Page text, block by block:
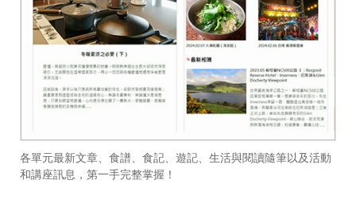
各單元最新文章、食譜、食記、遊記、生活與閱讀隨筆以及活動
和講座訊息，第一手完整掌握！